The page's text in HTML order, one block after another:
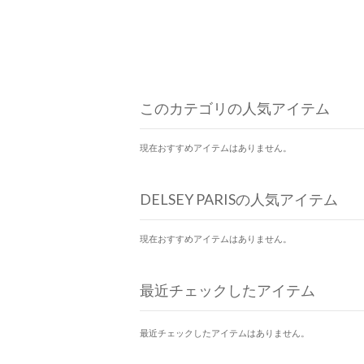
このカテゴリの人気アイテム
現在おすすめアイテムはありません。
DELSEY PARISの人気アイテム
現在おすすめアイテムはありません。
最近チェックしたアイテム
最近チェックしたアイテムはありません。